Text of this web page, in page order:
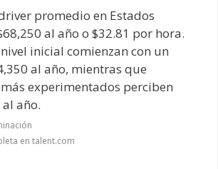
promedio en Estados
al año o $32.81 por hora.
inicial comienzan con un
al año, mientras que
experimentados perciben
año.
en talent.com